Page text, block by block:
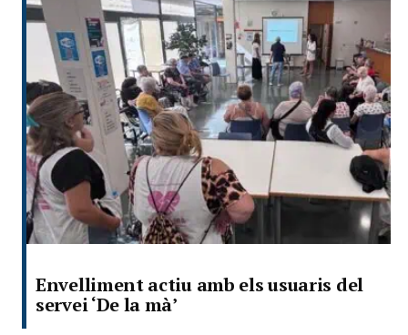
Envelliment actiu amb els usuaris del
servei ‘De la mà’